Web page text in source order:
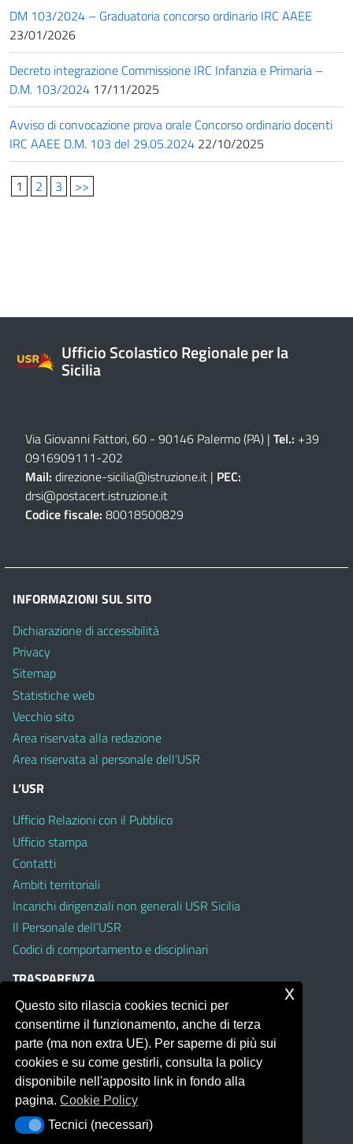
DM 103/2024 – Graduatoria concorso ordinario IRC AAEE
23/01/2026
Decreto integrazione Commissione IRC Infanzia e Primaria –
D.M. 103/2024 17/11/2025
Avviso di convocazione prova orale Concorso ordinario docenti
IRC AAEE D.M. 103 del 29.05.2024 22/10/2025
1 2 3 >>
Ufficio Scolastico Regionale per la
Sicilia
Via Giovanni Fattori, 60 - 90146 Palermo (PA) | Tel.: +39
0916909111-202
Mail: direzione-sicilia@istruzione.it | PEC:
drsi@postacert.istruzione.it
Codice fiscale: 80018500829
INFORMAZIONI SUL SITO
Dichiarazione di accessibilità
Privacy
Sitemap
Statistiche web
Vecchio sito
Area riservata alla redazione
Area riservata al personale dell’USR
L’USR
Ufficio Relazioni con il Pubblico
Ufficio stampa
Contatti
Ambiti territoriali
Incarichi dirigenziali non generali USR Sicilia
Il Personale dell’USR
Codici di comportamento e disciplinari
TRASPARENZA
Albo on line
Amministrazione Trasparente
Pubblici proclami
PTPCT per le Istituzioni scolastiche della Sicilia
Whistleblowing
Obiettivi di Accessibilità
Questo sito rilascia cookies tecnici per
consentirne il funzionamento, anche di terza
parte (ma non extra UE). Per saperne di più sui
cookies e su come gestirli, consulta la policy
disponibile nell'apposito link in fondo alla
pagina.Cookie Policy
Tecnici (necessari)
Tecnici (necessari)
x